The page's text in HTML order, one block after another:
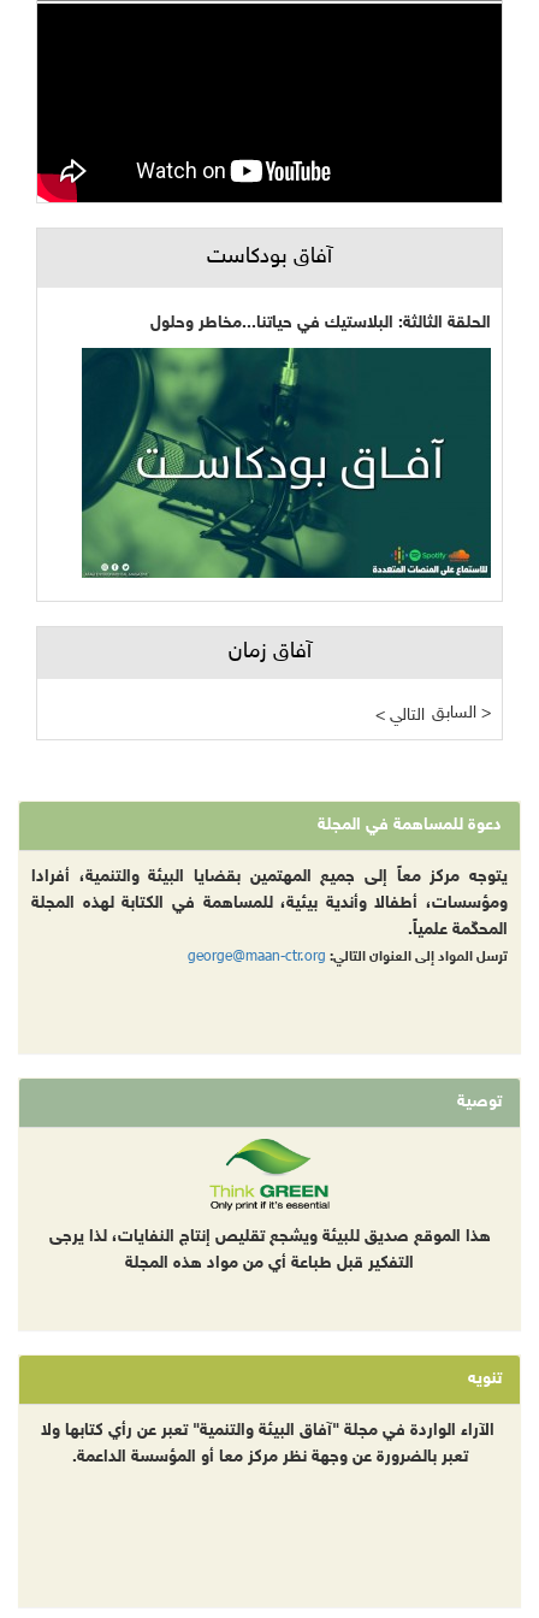
آفاق بودكاست
الحلقة الثالثة: البلاستيك في حياتنا...مخاطر وحلول
آفاق زمان
< التالي السابق >
دعوة للمساهمة في المجلة
يتوجه مركز معاً إلى جميع المهتمين بقضايا البيئة والتنمية، أفرادا
ومؤسسات، أطفالا وأندية بيئية، للمساهمة في الكتابة لهذه المجلة
المحكّمة علمياً.
ترسل المواد إلى العنوان التالي: george@maan-ctr.org
توصية
هذا الموقع صديق للبيئة ويشجع تقليص إنتاج النفايات، لذا يرجى
التفكير قبل طباعة أي من مواد هذه المجلة
تنويه
الآراء الواردة في مجلة "آفاق البيئة والتنمية" تعبر عن رأي كتابها ولا
تعبر بالضرورة عن وجهة نظر مركز معا أو المؤسسة الداعمة.